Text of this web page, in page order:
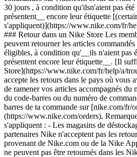
30 jours , à condition qu'ilsn'aient pas
présentent__ encore leur étiquette
s'appliquent)](https://www.nike.com/fr/
### Retour dans un Nike Store Les
peuvent retourner les articles
éligibles, à condition qu'__ils n'aient pas
présentent encore leur étiquette__. [Il
Store](https://www.nike.com/fr/help/a/
accepte les retours dans le pays où vous
de ramener vos articles accompagnés du
du code-barres ou du numéro de
barres de ta commande sur [nike.com/fr/
(https://www.nike.com/orders).
s'appliquent : - Les magasins de
partenaires Nike n'acceptent pas les
provenant de Nike.com ou de la Nike
ne peuvent pas être retournés dans les